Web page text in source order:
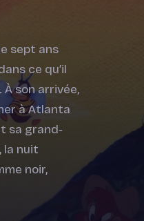
sept ans
ce qu’il
son arrivée,
à Atlanta
sa grand‐
la nuit
noir,